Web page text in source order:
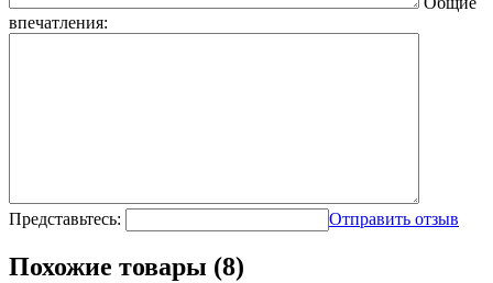
впечатления:
Представьтесь: Отправить отзыв
Похожие товары (8)